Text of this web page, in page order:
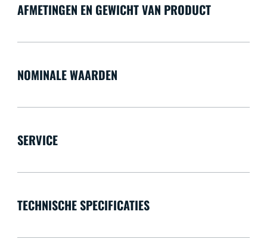
AFMETINGEN EN GEWICHT VAN PRODUCT
NOMINALE WAARDEN
SERVICE
TECHNISCHE SPECIFICATIES